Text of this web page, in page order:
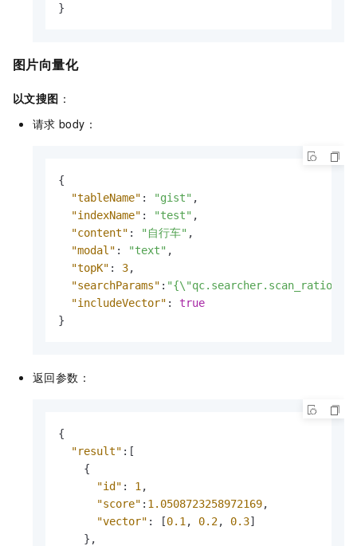
}
图片向量化
以文搜图 ：
请求 body：
{
"tableName" : "gist" ,
"indexName" : "test" ,
"content" : "自行车" ,
"modal" : "text" ,
"topK" : 3,
"searchParams" :
"includeVector" :
true
}
返回参数：
{
"result" : [
{
"id" : 1 ,
"score" : 1.0508723258972169,
"vector" : [0.1 , 0.2, 0.3]
} ,